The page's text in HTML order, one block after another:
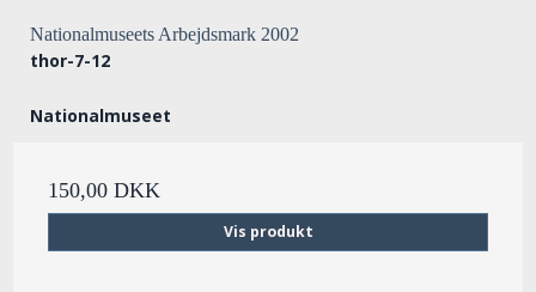
Nationalmuseets Arbejdsmark 2002
thor-7-12
Nationalmuseet
150,00 DKK
Vis produkt